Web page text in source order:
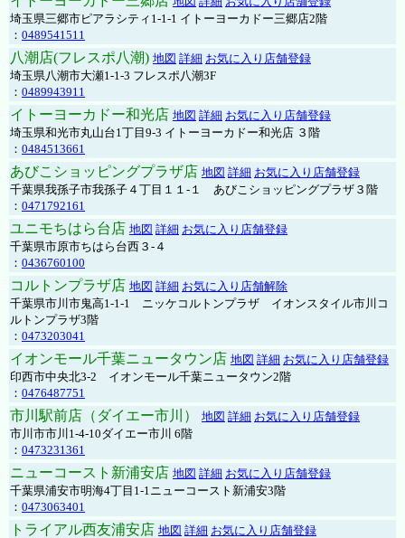
埼玉県三郷市ピアラシティ1-1-1 イトーヨーカドー三郷店2階
： 0489541511
八潮店(フレスポ八潮) 地図 詳細 お気に入り店舗登録
埼玉県八潮市大瀬1-1-3 フレスポ八潮3F
： 0489943911
イトーヨーカドー和光店 地図 詳細 お気に入り店舗登録
埼玉県和光市丸山台1丁目9-3 イトーヨーカドー和光店 ３階
： 0484513661
あびこショッピングプラザ店 地図 詳細 お気に入り店舗登録
千葉県我孫子市我孫子４丁目１１-１ あびこショッピングプラザ３階
： 0471792161
ユニモちはら台店 地図 詳細 お気に入り店舗登録
千葉県市原市ちはら台西３-４
： 0436760100
コルトンプラザ店 地図 詳細 お気に入り店舗解除
千葉県市川市鬼高1-1-1 ニッケコルトンプラザ イオンスタイル市川コ
ルトンプラザ3階
： 0473203041
イオンモール千葉ニュータウン店 地図 詳細 お気に入り店舗登録
印西市中央北3-2 イオンモール千葉ニュータウン2階
： 0476487751
市川駅前店（ダイエー市川） 地図 詳細 お気に入り店舗登録
市川市市川1-4-10ダイエー市川 6階
： 0473231361
ニューコースト新浦安店 地図 詳細 お気に入り店舗登録
千葉県浦安市明海4丁目1-1ニューコースト新浦安3階
： 0473063401
トライアル西友浦安店 地図 詳細 お気に入り店舗登録